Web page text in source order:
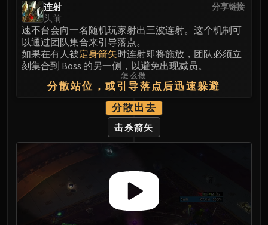
ABERRUS
Kazzara
The Amalgamation Chamber
The Forgotten Experiments
Assault of the Zaqali
Rashok, the Elder
Zskarn
Magmorax
Echo of Neltharion
Scalecommander Sarkareth
VAULT
Eranog
Terros
分享链接
连射
头前
速不台会向一名随机玩家射出三波连射。这个机制可
以通过团队集合来引导落点。
如果在有人被定身箭矢时连射即将施放，团队必须立
刻集合到 Boss 的另一侧，以避免出现减员。
怎么做
分散站位，或引导落点后迅速躲避
分散出去
击杀箭矢